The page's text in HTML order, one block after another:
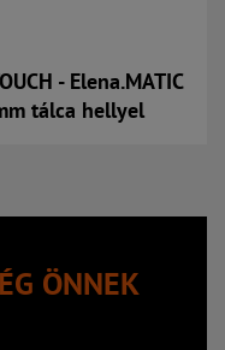
- Elena.MATIC
tálca hellyel
ÖNNEK